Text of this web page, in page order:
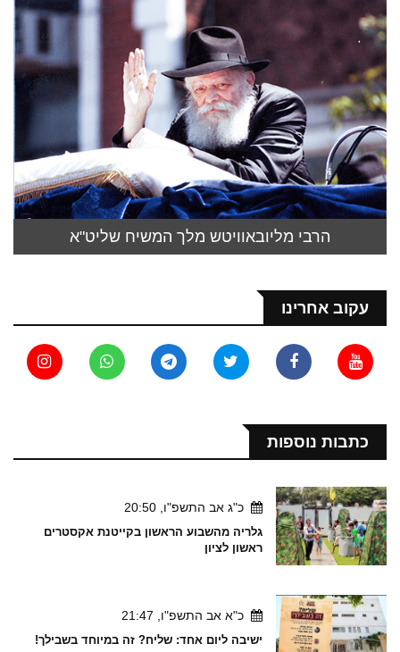
הרבי מליובאוויטש מלך המשיח שליט"א
עקוב אחרינו
כתבות נוספות
כ"ג אב התשפ"ו, 20:50
גלריה מהשבוע הראשון בקייטנת אקסטרים
ראשון לציון
כ"א אב התשפ"ו, 21:47
ישיבה ליום אחד: שליח? זה במיוחד בשבילך!